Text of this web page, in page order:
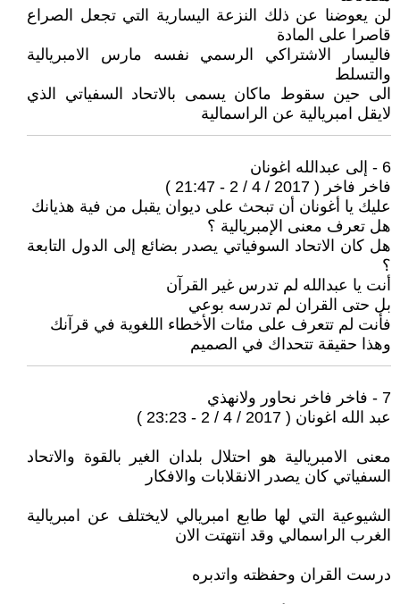
لن يعوضنا عن ذلك النزعة اليسارية التي تجعل الصراع
قاصرا على المادة
فاليسار الاشتراكي الرسمي نفسه مارس الامبريالية
والتسلط
الى حين سقوط ماكان يسمى بالاتحاد السفياتي الذي
لايقل امبريالية عن الراسمالية
6 - إلى عبدالله اغونان
فاخر فاخر ( 2017 / 4 / 2 - 21:47 )
عليك يا أغونان أن تبحث على ديوان يقبل من فية هذيانك
هل تعرف معنى الإمبريالية ؟
هل كان الاتحاد السوفياتي يصدر بضائع إلى الدول التابعة
؟
أنت يا عبدالله لم تدرس غير القرآن
بل حتى القران لم تدرسه بوعي
فأنت لم تتعرف على مئات الأخطاء اللغوية في قرآنك
وهذا حقيقة تتحداك في الصميم
7 - فاخر فاخر نحاور ولانهذي
عبد الله اغونان ( 2017 / 4 / 2 - 23:23 )
معنى الامبريالية هو احتلال بلدان الغير بالقوة والاتحاد
السفياتي كان يصدر الانقلابات والافكار
الشيوعية التي لها طابع امبريالي لايختلف عن امبريالية
الغرب الراسمالي وقد انتهتت الان
درست القران وحفظته واتدبره